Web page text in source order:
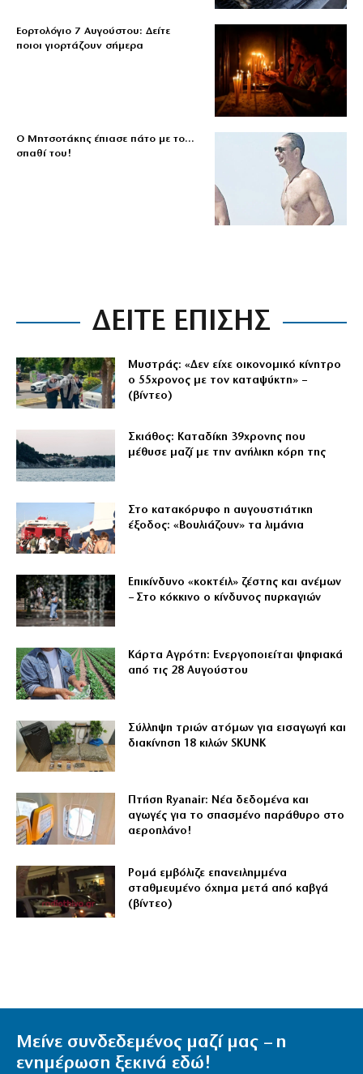
Εορτολόγιο 7 Αυγούστου: Δείτε
ποιοι γιορτάζουν σήμερα
Ο Μητσοτάκης έπιασε πάτο με το…
σπαθί του!
ΔΕΙΤΕ ΕΠΙΣΗΣ
Μυστράς: «Δεν είχε οικονομικό κίνητρο
ο 55χρονος με τον καταψύκτη» –
(βίντεο)
Σκιάθος: Καταδίκη 39χρονης που
μέθυσε μαζί με την ανήλικη κόρη της
Στο κατακόρυφο η αυγουστιάτικη
έξοδος: «Βουλιάζουν» τα λιμάνια
Επικίνδυνο «κοκτέιλ» ζέστης και ανέμων
– Στο κόκκινο ο κίνδυνος πυρκαγιών
Κάρτα Αγρότη: Ενεργοποιείται ψηφιακά
από τις 28 Αυγούστου
Σύλληψη τριών ατόμων για εισαγωγή και
διακίνηση 18 κιλών SKUNK
Πτήση Ryanair: Νέα δεδομένα και
αγωγές για το σπασμένο παράθυρο στο
αεροπλάνο!
Ρομά εμβόλιζε επανειλημμένα
σταθμευμένο όχημα μετά από καβγά
(βίντεο)
Μείνε συνδεδεμένος μαζί μας – η
ενημέρωση ξεκινά εδώ!